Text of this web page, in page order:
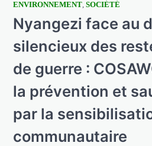
Skip
content
ENVIRONNEMENT,SOCIÉTÉ
Nyangezi face au
silencieux des
de guerre :
la prévention et
par la
communautaire